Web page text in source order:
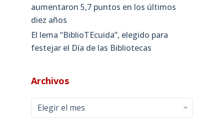
aumentaron 5,7 puntos en los últimos
diez años
El lema “BiblioTEcuida”, elegido para
festejar el Día de las Bibliotecas
Archivos
Archivos